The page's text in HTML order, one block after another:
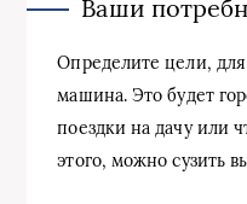
Ваши
Определите цели,
машина. Это будет
поездки на дачу или
этого, можно сузить